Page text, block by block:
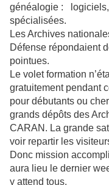
généalogie :
spécialisées.
Les Archives
Défense répondaient
pointues.
Le volet formation
gratuitement pendant
pour débutants ou
grands dépôts des
CARAN. La grande
voir repartir les
Donc mission
aura lieu le dernier
y attend tous.